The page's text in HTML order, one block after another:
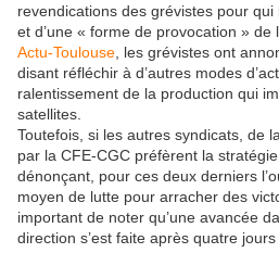
revendications des grévistes pour qui
et d’une « forme de provocation »
Actu-Toulouse , les grévistes ont
disant réfléchir à d’autres modes
ralentissement de la production qui
satellites.
Toutefois, si les autres syndicats, de
par la CFE-CGC préfèrent la
dénonçant, pour ces deux derniers
moyen de lutte pour arracher des
important de noter qu’une avancée
direction s’est faite après quatre